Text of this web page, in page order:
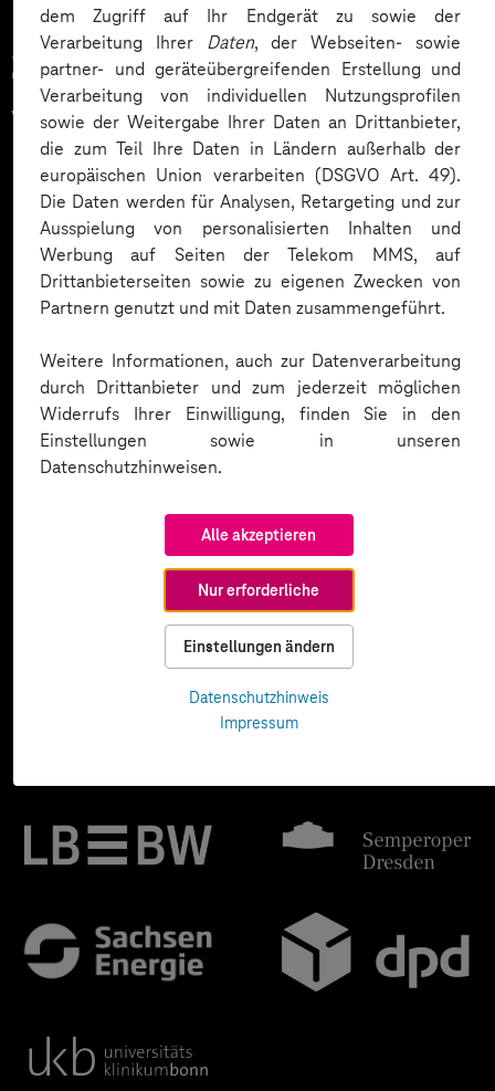
dem Zugriff auf Ihr Endgerät zu sowie der
Verarbeitung Ihrer Daten, der Webseiten- sowie
partner- und geräteübergreifenden Erstellung und
Verarbeitung von individuellen Nutzungsprofilen
sowie der Weitergabe Ihrer Daten an Drittanbieter,
die zum Teil Ihre Daten in Ländern außerhalb der
europäischen Union verarbeiten (DSGVO Art. 49).
Die Daten werden für Analysen, Retargeting und zur
Ausspielung von personalisierten Inhalten und
Werbung auf Seiten der Telekom MMS, auf
Drittanbieterseiten sowie zu eigenen Zwecken von
Partnern genutzt und mit Daten zusammengeführt.
Weitere Informationen, auch zur Datenverarbeitung
durch Drittanbieter und zum jederzeit möglichen
Widerrufs Ihrer Einwilligung, finden Sie in den
Einstellungen sowie in unseren
Datenschutzhinweisen.
Alle akzeptieren
Nur erforderliche
Einstellungen ändern
Datenschutzhinweis
Impressum
Zahlreiche Unternehmen
vertrauen auf unsere
Expertise. Hier eine Auswahl: